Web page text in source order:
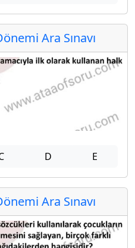
Ara Sınavı
D E
Ara Sınavı